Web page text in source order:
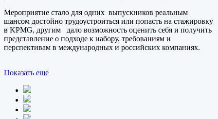
Мероприятие стало для одних выпускников реальным
шансом достойно трудоустроиться или попасть на стажировку
в KPMG, другим дало возможность оценить себя и получить
представление о подходе к набору, требованиям и
перспективам в международных и российских компаниях.
Показать еще